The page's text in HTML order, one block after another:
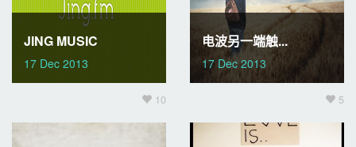
JING MUSIC
17 Dec 2013
10
电波另一端触...
17 Dec 2013
5